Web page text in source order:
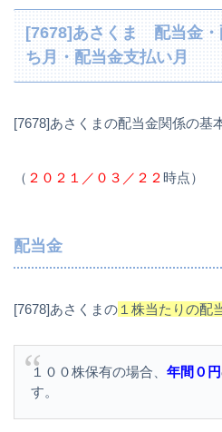
[7678]あさくま 配当金・
ち月・配当金支払い月
[7678]あさくまの配当金関係の基
（ ２０２１／０３／２２時点）
配当金
[7678]あさくまの １株当たりの配
１００株保有の場合、 年間０円
す。